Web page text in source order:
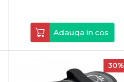
Adauga in cos
30%